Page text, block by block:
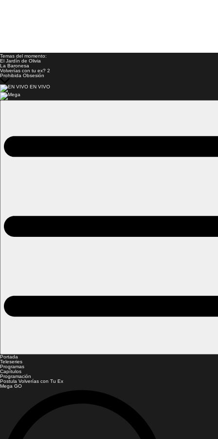
Temas del momento:
El Jardín de Olivia
La Baronesa
Volverías con tu ex? 2
Prohibida Obsesión
EN VIVO
Portada
Teleseries
Programas
Capítulos
Programación
Postula Volverías con Tu Ex
Mega GO